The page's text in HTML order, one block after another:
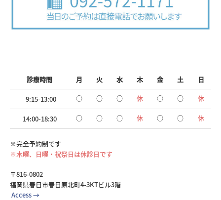
診療時間 月 火 水 木 金 土 日
9:15-13:00 ○ ○ ○ 休 ○ ○ 休
14:00-18:30 ○ ○ ○ 休 ○ ○ 休
※完全予約制です
※木曜、日曜・祝祭日は休診日です
〒816-0802
福岡県春日市春日原北町4-3KTビル3階
Access →